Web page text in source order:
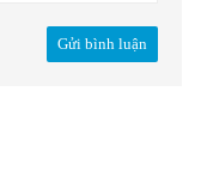
Gửi bình luận